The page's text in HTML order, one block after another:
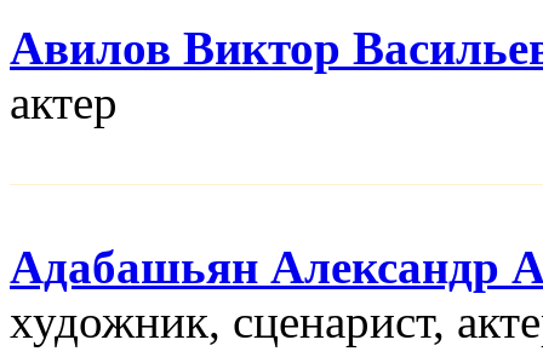
Авилов Виктор
актер
Адабашьян Александр
художник, сценарист,